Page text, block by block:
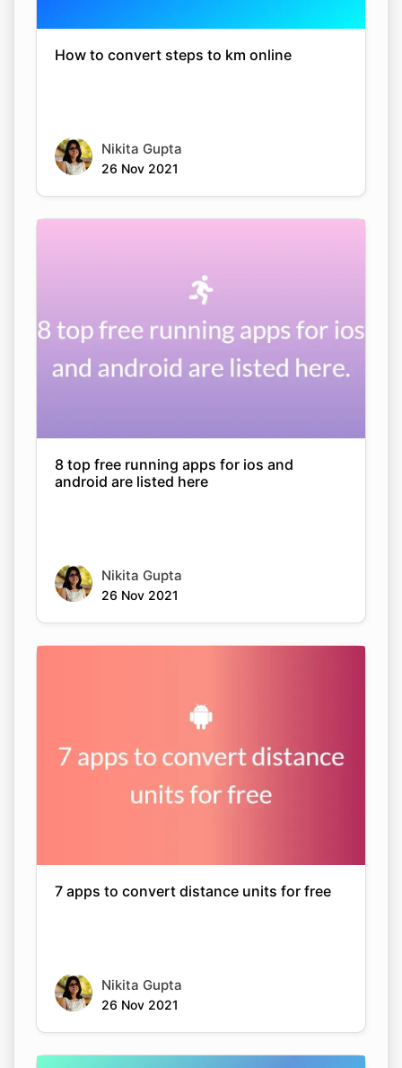
Copy Link
How to convert steps to km online
Nikita Gupta
26 Nov 2021
8 top free running apps for ios and
android are listed here
Nikita Gupta
26 Nov 2021
7 apps to convert distance units for free
Nikita Gupta
26 Nov 2021